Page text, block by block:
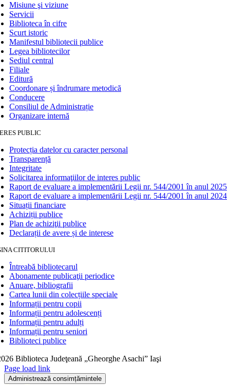
Misiune şi viziune
Servicii
Biblioteca în cifre
Scurt istoric
Manifestul bibliotecii publice
Legea bibliotecilor
Sediul central
Filiale
Editură
Coordonare și îndrumare metodică
Conducere
Consiliul de Administrație
Organizare internă
PUBLIC
Protecția datelor cu caracter personal
Transparență
Integritate
Solicitarea informaţiilor de interes public
Raport de evaluare a implementării Legii nr. 544/2001 în anul 2025
Raport de evaluare a implementării Legii nr. 544/2001 în anul 2024
Situații financiare
Achiziții publice
Plan de achiziţii publice
Declarații de avere și de interese
CITITORULUI
Întreabă bibliotecarul
Abonamente publicaţii periodice
Anuare, bibliografii
Cartea lunii din colecțiile speciale
Informații pentru copii
Informații pentru adolescenți
Informații pentru adulți
Informații pentru seniori
Biblioteci publice
Biblioteca Judeţeană „Gheorghe Asachi” Iaşi
Page load link
Administrează consimțămintele